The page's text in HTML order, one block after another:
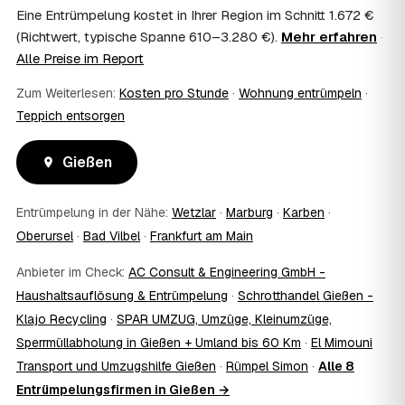
Wohnungsauflösung im Rahmen von Sozialhilfe oder
einem vom Amt veranlassten Umzug. Wichtig: Den Antrag
stellen Sie vor Auftragserteilung beim zuständigen Amt
und holen die Kostenübernahme schriftlich ein. AWL
über die Kostenübernahme.
08 Bekomme ich einen Entsorgungsnachweis?
Ja. Die Partner entsorgen über zugelassene Höfe und
stellen auf Wunsch einen Entsorgungsnachweis aus —
wichtig zum Beispiel für Vermieter, Nachlassverwaltung
09 Muss ich bei der Entrümpelung anwesend sein?
Nicht zwingend. Viele Kunden in Gießen sind nur zur
Ablauf — etwa die Schlüsselübergabe — stimmen Sie
direkt mit dem Entrümpler ab.
10 Was ist im Festpreis enthalten?
Der Festpreis deckt in der Regel das komplette
Ausräumen, Tragen und Verladen, den Transport sowie die
fachgerechte Entsorgung ab — auf Wunsch inklusive
besenreiner Übergabe. Es gibt keine versteckten
Eine Entrümpelung kostet in Ihrer Region im Schnitt 1.672 €
(Richtwert, typische Spanne 610–3.280 €). Mehr erfahren ·
Alle Preise im Report
Zum Weiterlesen: Kosten pro Stunde · Wohnung entrümpeln ·
Teppich entsorgen
Gießen
Entrümpelung in der Nähe: Wetzlar · Marburg · Karben ·
Oberursel· Bad Vilbel· Frankfurt am Main
Anbieter im Check: AC Consult & Engineering GmbH -
Haushaltsauflösung & Entrümpelung · Schrotthandel Gießen -
Klajo Recycling · SPAR UMZUG, Umzüge, Kleinumzüge,
Sperrmüllabholung in Gießen + Umland bis 60 Km · El Mimouni
Transport und Umzugshilfe Gießen · Rümpel Simon · Alle 8
Entrümpelungsfirmen in Gießen →